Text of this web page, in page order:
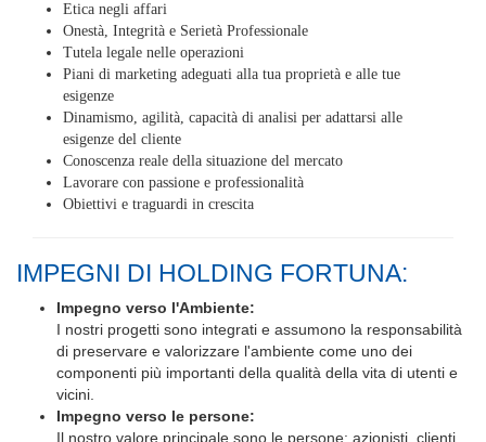
Onestà, Integrità e Serietà Professionale
Tutela legale nelle operazioni
Piani di marketing adeguati alla tua proprietà e alle tue
esigenze
Dinamismo, agilità, capacità di analisi per adattarsi alle
esigenze del cliente
Conoscenza reale della situazione del mercato
Lavorare con passione e professionalità
Obiettivi e traguardi in crescita
IMPEGNI DI HOLDING FORTUNA:
I nostri progetti sono integrati e assumono la responsabilità
di preservare e valorizzare l'ambiente come uno dei
componenti più importanti della qualità della vita di utenti e
vicini.
Impegno verso le persone:
Il nostro valore principale sono le persone: azionisti, clienti,